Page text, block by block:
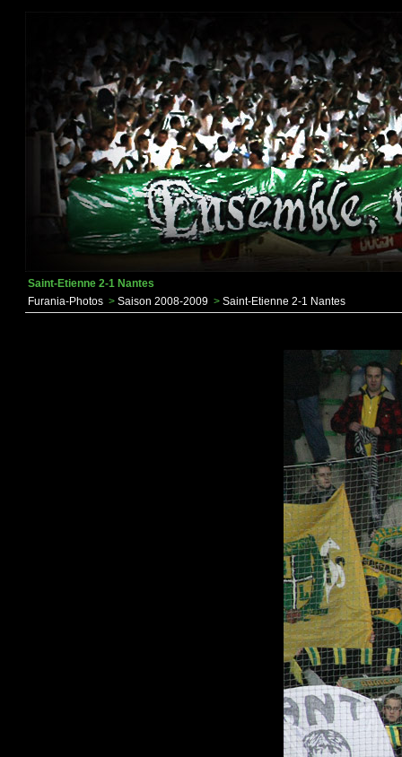
Saint-Etienne 2-1 Nantes
Furania-Photos > Saison 2008-2009 > Saint-Etienne 2-1 Nantes